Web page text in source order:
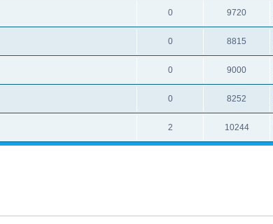
0 9720
0 8815
0 9000
0 8252
2 10244